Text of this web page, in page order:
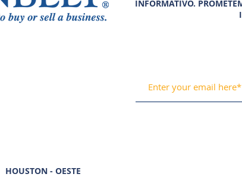
INFORMATIVO.
HOUSTON - OESTE